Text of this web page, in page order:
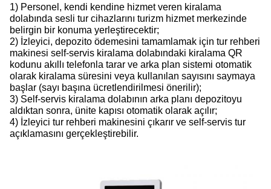
1) Personel, kendi kendine hizmet veren kiralama
dolabında sesli tur cihazlarını turizm hizmet merkezinde
belirgin bir konuma yerleştirecektir;
2) İzleyici, depozito ödemesini tamamlamak için tur rehberi
makinesi self-servis kiralama dolabındaki kiralama QR
kodunu akıllı telefonla tarar ve arka plan sistemi otomatik
olarak kiralama süresini veya kullanılan sayısını saymaya
başlar (sayı başına ücretlendirilmesi önerilir);
3) Self-servis kiralama dolabının arka planı depozitoyu
aldıktan sonra, ünite kapısı otomatik olarak açılır;
4) İzleyici tur rehberi makinesini çıkarır ve self-servis tur
açıklamasını gerçekleştirebilir.